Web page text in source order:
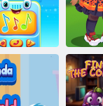
e linea
per
bambini